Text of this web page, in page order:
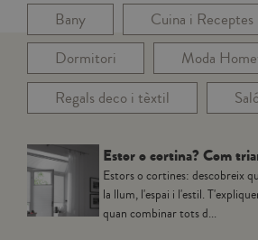
Bany
Cuina i Receptes
Dormitori
Moda
Regals deco i tèxtil
Estor o cortina? Com
Estors o cortines: descobreix
la llum, l'espai i l'estil.
quan combinar tots d...